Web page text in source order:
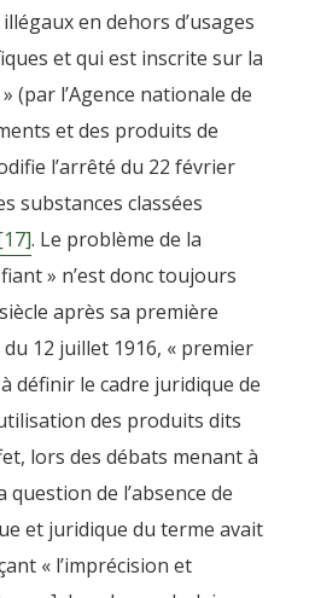
en dehors d’usages
et qui est inscrite sur la
(par l’Agence nationale de
et des produits de
l’arrêté du 22 février
substances classées
. Le problème de la
» n’est donc toujours
après sa première
12 juillet 1916, « premier
définir le cadre juridique de
des produits dits
lors des débats menant à
question de l’absence de
et juridique du terme avait
« l’imprécision et